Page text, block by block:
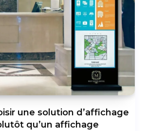
une solution d’affichage
qu’un affichage